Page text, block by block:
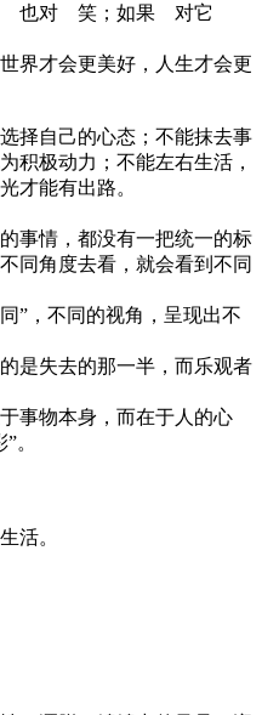
也对 笑；如果 对它
界才会更美好，人生才会更
择自己的心态；不能抹去事
积极动力；不能左右生活，
才能有出路。
事情，都没有一把统一的标
同角度去看，就会看到不同
”，不同的视角，呈现出不
是失去的那一半，而乐观者
事物本身，而在于人的心
。
活。